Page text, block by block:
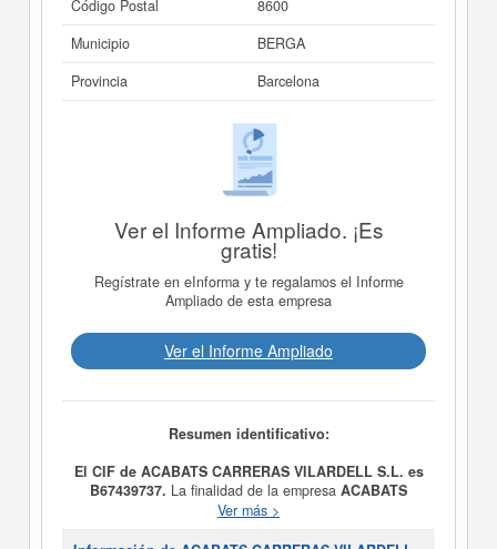
Código Postal
8600
Municipio
BERGA
Provincia
Barcelona
Ver el Informe Ampliado. ¡Es
gratis!
Regístrate en eInforma y te regalamos el Informe
Ampliado de esta empresa
Ver el Informe Ampliado
Resumen identificativo:
El CIF de ACABATS CARRERAS VILARDELL S.L. es
B67439737. La finalidad de la empresa ACABATS
CARRERAS VILARDELL S.L.
PRINCIPAL: 4339 / OTRO ACABADO DE EDIFICIOS y
Ver más >